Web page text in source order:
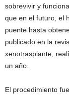
sobrevivir y
que en el futuro, el
puente hasta
publicado en la
xenotrasplante,
un año.
El procedimiento